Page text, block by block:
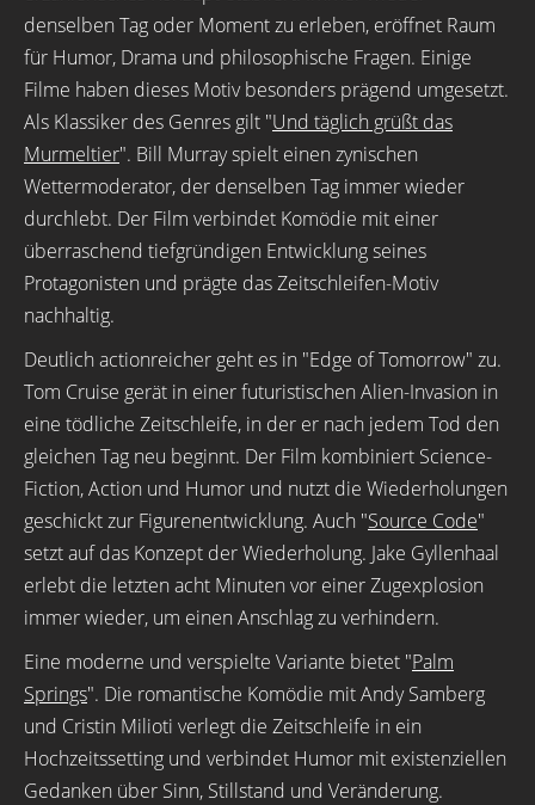
denselben Tag oder Moment zu erleben, eröffnet Raum
für Humor, Drama und philosophische Fragen. Einige
Filme haben dieses Motiv besonders prägend umgesetzt.
Als Klassiker des Genres gilt "Und täglich grüßt das
Murmeltier". Bill Murray spielt einen zynischen
Wettermoderator, der denselben Tag immer wieder
durchlebt. Der Film verbindet Komödie mit einer
überraschend tiefgründigen Entwicklung seines
Protagonisten und prägte das Zeitschleifen-Motiv
nachhaltig.
Deutlich actionreicher geht es in "Edge of Tomorrow" zu.
Tom Cruise gerät in einer futuristischen Alien-Invasion in
eine tödliche Zeitschleife, in der er nach jedem Tod den
gleichen Tag neu beginnt. Der Film kombiniert Science-
Fiction, Action und Humor und nutzt die Wiederholungen
geschickt zur Figurenentwicklung. Auch "Source Code"
setzt auf das Konzept der Wiederholung. Jake Gyllenhaal
erlebt die letzten acht Minuten vor einer Zugexplosion
immer wieder, um einen Anschlag zu verhindern.
Eine moderne und verspielte Variante bietet "Palm
Springs". Die romantische Komödie mit Andy Samberg
und Cristin Milioti verlegt die Zeitschleife in ein
Hochzeitssetting und verbindet Humor mit existenziellen
Gedanken über Sinn, Stillstand und Veränderung.